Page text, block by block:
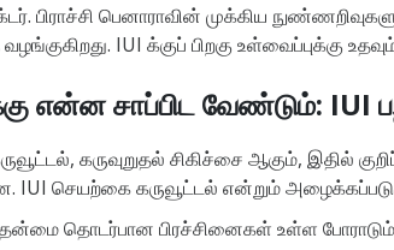
பிராச்சி பெனாராவின் முக்கிய
IUI க்குப் பிறகு உள்வைப்புக்கு
என்ன சாப்பிட வேண்டும்: IUI
கருவுறுதல் சிகிச்சை ஆகும், இதில்
IUI செயற்கை கருவூட்டல் என்றும்
தொடர்பான பிரச்சினைகள் உள்ள போராடும்